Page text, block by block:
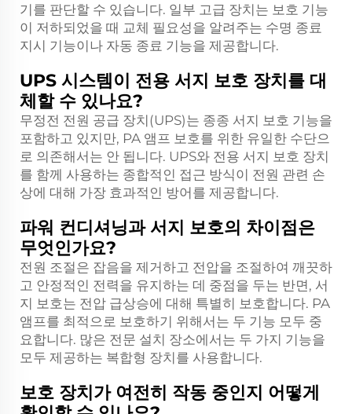
기를 판단할 수 있습니다. 일부 고급 장치는 보호 기능
이 저하되었을 때 교체 필요성을 알려주는 수명 종료
지시 기능이나 자동 종료 기능을 제공합니다.
UPS 시스템이 전용 서지 보호 장치를 대
체할 수 있나요?
무정전 전원 공급 장치(UPS)는 종종 서지 보호 기능을
포함하고 있지만, PA 앰프 보호를 위한 유일한 수단으
로 의존해서는 안 됩니다. UPS와 전용 서지 보호 장치
를 함께 사용하는 종합적인 접근 방식이 전원 관련 손
상에 대해 가장 효과적인 방어를 제공합니다.
파워 컨디셔닝과 서지 보호의 차이점은
무엇인가요?
전원 조절은 잡음을 제거하고 전압을 조절하여 깨끗하
고 안정적인 전력을 유지하는 데 중점을 두는 반면, 서
지 보호는 전압 급상승에 대해 특별히 보호합니다. PA
앰프를 최적으로 보호하기 위해서는 두 기능 모두 중
요합니다. 많은 전문 설치 장소에서는 두 가지 기능을
모두 제공하는 복합형 장치를 사용합니다.
보호 장치가 여전히 작동 중인지 어떻게